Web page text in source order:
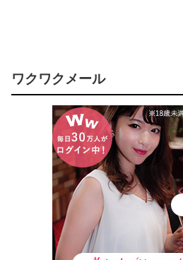
ワクワクメール